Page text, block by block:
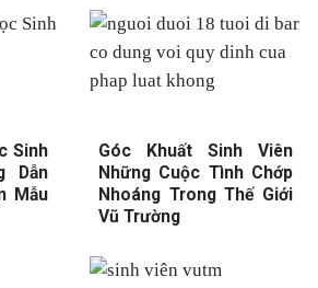
Sinh
Dẫn
Mẫu
Góc Khuất Sinh Viên
Những Cuộc Tình Chớp
Nhoáng Trong Thế Giới
Vũ Trường